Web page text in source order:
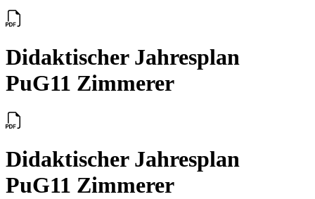
Didaktischer Jahresplan
PuG11 Zimmerer
Didaktischer Jahresplan
PuG11 Zimmerer